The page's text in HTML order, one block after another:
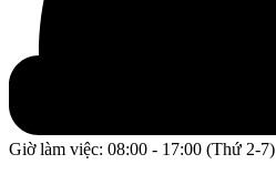
Giờ làm việc: 08:00 - 17:00 (Thứ 2-7)